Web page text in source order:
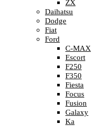
ZX
Daihatsu
Dodge
Fiat
Ford
C-MAX
Escort
F250
F350
Fiesta
Focus
Fusion
Galaxy
Ka